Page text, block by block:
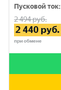
Пусковой ток:
2 494руб.
2 440 руб.
при обмене